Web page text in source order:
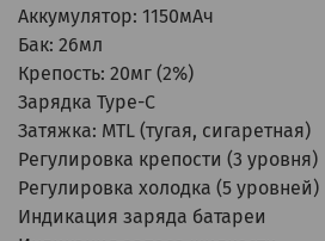
Аккумулятор: 1150мАч
Бак: 26мл
Крепость: 20мг (2%)
Зарядка Type-C
Затяжка: MTL (тугая, сигаретная)
Регулировка крепости (3 уровня)
Регулировка холодка (5 уровней)
Индикация заряда батареи